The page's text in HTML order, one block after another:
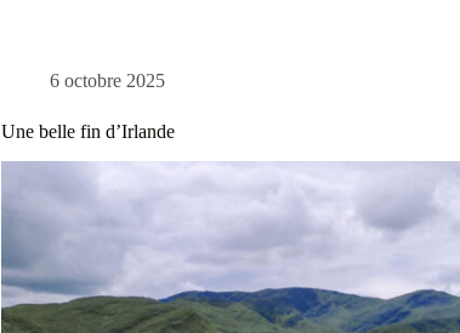
6 octobre 2025
Une belle fin d’Irlande